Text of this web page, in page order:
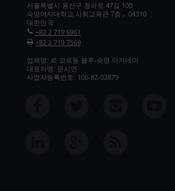
서울특별시 용산구 청파로 47길 100
숙명여자대학교 사회교육관 7층 , 04310
대한민국
+82 2 719 6961
+82 2 719 7569
업체명: 르 꼬르동 블루-숙명 아카데미
대표자명: 문시연
사업자등록번호: 106-82-02879